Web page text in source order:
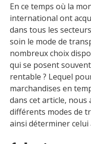
En ce temps où la
international ont
dans tous les
soin le mode de
nombreux choix
qui se posent
rentable ? Lequel
marchandises en
dans cet article,
différents modes de
ainsi déterminer celui